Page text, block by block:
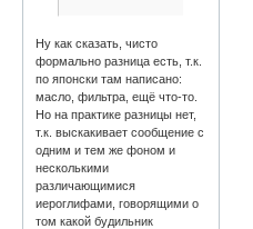
Ну как сказать, чисто
формально разница есть, т.к.
по японски там написано:
масло, фильтра, ещё что-то.
Но на практике разницы нет,
т.к. выскакивает сообщение с
одним и тем же фоном и
несколькими
различающимися
иероглифами, говорящими о
том какой будильник